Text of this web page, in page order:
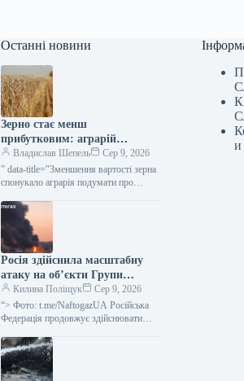
Останні новини
Зерно стає менш
прибутковим: аграрій
подумує про жито як
альтернативу — KURKUL
Владислав Шепель
Сер 9, 2026
” data-title=”Зменшення вартості зерна
спонукало аграрія подумати про
url=”https://kurkul.com/news/41856-
cherez-padinnya-tsin-na-zerno-fermer-
zadumavsya-pro-zaminu-pshenitsi-
jitom”> Через зниження вартості зерна
аграрій замислився…
Росія здійснила масштабну
атаку на об’єкти Групи
“Нафтогаз” по всій Україні
Килина Поліщук
Сер 9, 2026
“> Фото: t.me/NaftogazUA Російська
Федерація продовжує здійснювати
підприємства, що належать до Групи
“Нафтогаз”: протягом останніх
трьох…
и